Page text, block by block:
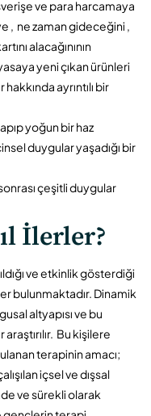
ve para harcamaya
, ne zaman gideceğini ,
alacağınının
yeni çıkan ürünleri
ayrıntılı bir
yoğun bir haz
duygular yaşadığı bir
çeşitli duygular
İlerler?
ve etkinlik gösterdiği
bulunmaktadır. Dinamik
altyapısı ve bu
Bu kişilere
terapinin amacı;
içsel ve dışsal
ve sürekli olarak